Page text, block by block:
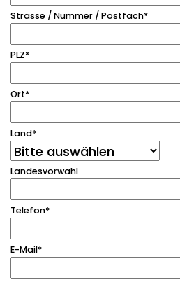
Strasse / Nummer / Postfach*
PLZ*
Ort*
Land*
Landesvorwahl
Telefon*
E-Mail*